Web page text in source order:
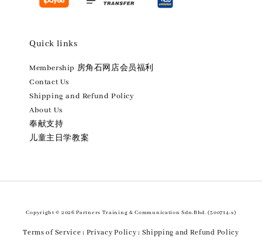
Quick links
Membership 房角石网店会员福利
Contact Us
Shipping and Refund Policy
About Us
奉献支持
儿童主日学教案
Copyright © 2026 Partners Training & Communication Sdn.Bhd. (500714-x)
Terms of Service | Privacy Policy | Shipping and Refund Policy